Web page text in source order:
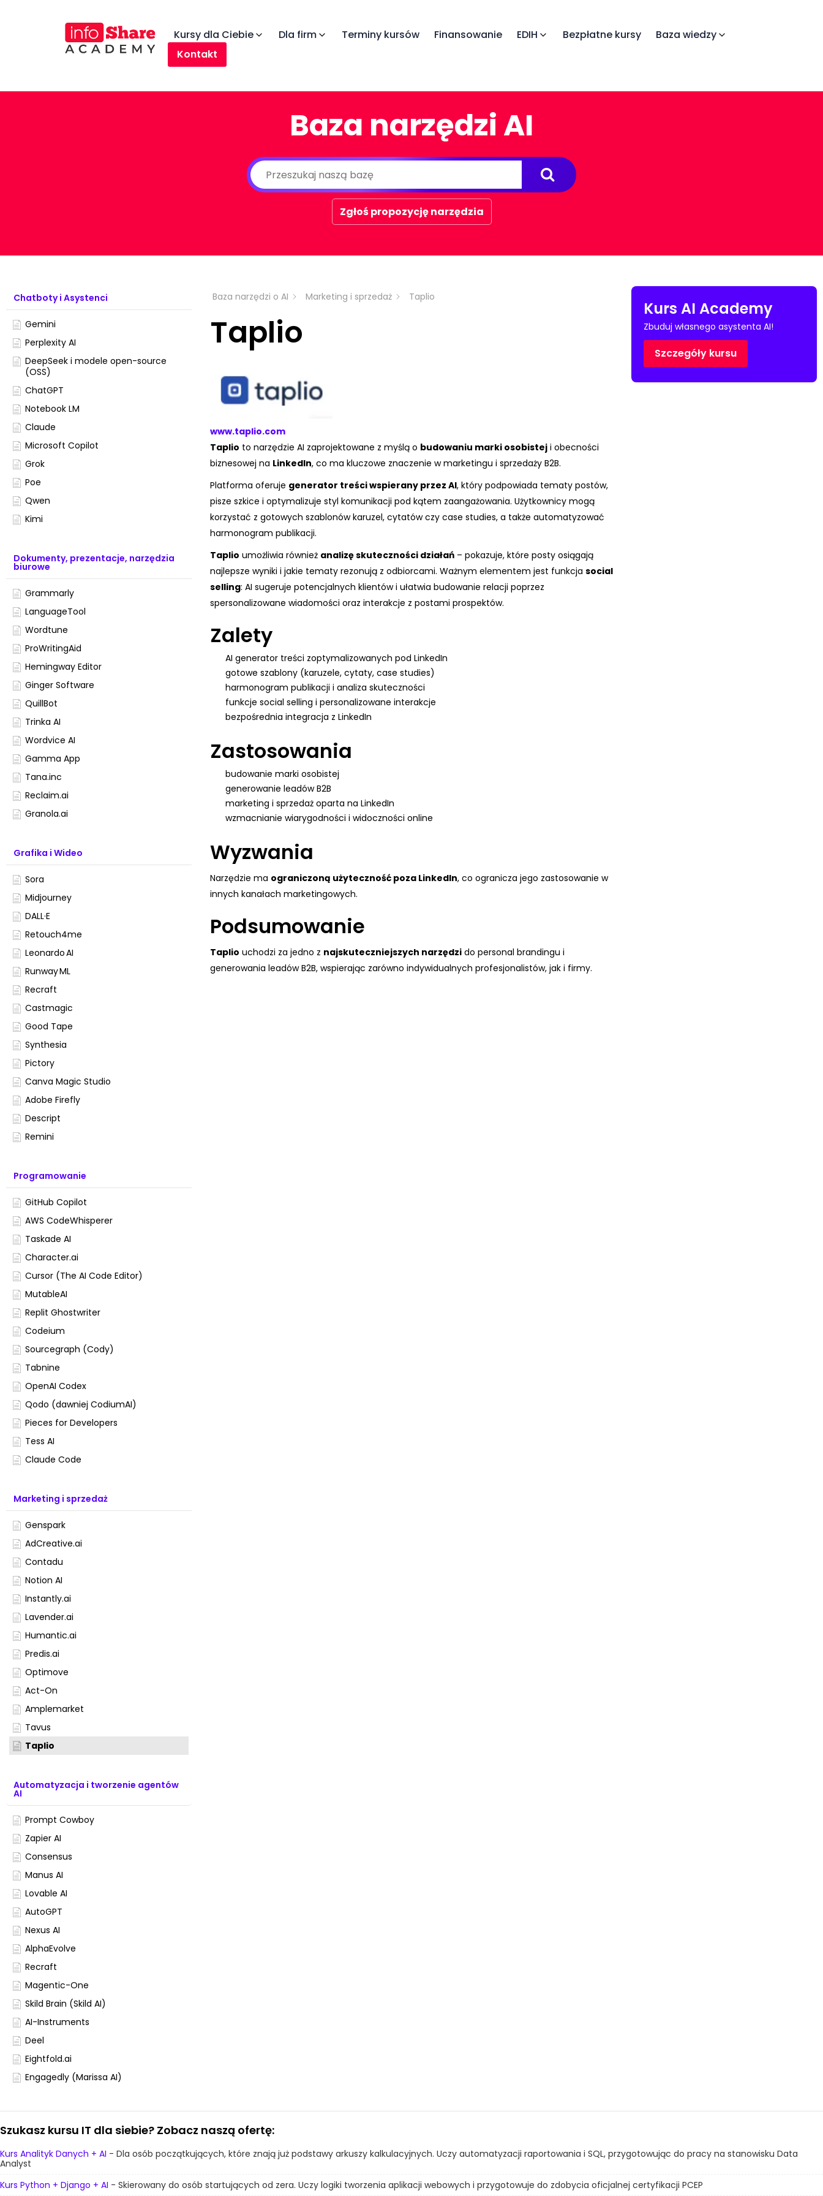
Kursy dla Ciebie Dla firm Terminy kursów Finansowanie EDIH Bezpłatne kursy
Baza wiedzy
Kontakt
Baza narzędzi AI
Zgłoś propozycję narzędzia
Chatboty i Asystenci
Gemini
Perplexity AI
DeepSeek i modele open-source
(OSS)
ChatGPT
Notebook LM
Claude
Microsoft Copilot
Grok
Poe
Qwen
Kimi
Dokumenty, prezentacje, narzędzia
biurowe
Grammarly
LanguageTool
Wordtune
ProWritingAid
Hemingway Editor
Ginger Software
QuillBot
Trinka AI
Wordvice AI
Gamma App
Tana.inc
Reclaim.ai
Granola.ai
Grafika i Wideo
Sora
Midjourney
DALL·E
Retouch4me
Leonardo AI
Runway ML
Recraft
Castmagic
Good Tape
Synthesia
Pictory
Canva Magic Studio
Adobe Firefly
Descript
Remini
Programowanie
GitHub Copilot
AWS CodeWhisperer
Taskade AI
Character.ai
Cursor (The AI Code Editor)
MutableAI
Replit Ghostwriter
Codeium
Sourcegraph (Cody)
Tabnine
OpenAI Codex
Qodo (dawniej CodiumAI)
Pieces for Developers
Tess AI
Claude Code
Marketing i sprzedaż
Genspark
AdCreative.ai
Contadu
Notion AI
Instantly.ai
Lavender.ai
Humantic.ai
Predis.ai
Optimove
Act-On
Amplemarket
Tavus
Taplio
Automatyzacja i tworzenie agentów
AI
Prompt Cowboy
Zapier AI
Consensus
Manus AI
Lovable AI
AutoGPT
Nexus AI
AlphaEvolve
Recraft
Magentic-One
Skild Brain (Skild AI)
AI-Instruments
Deel
Eightfold.ai
Engagedly (Marissa AI)
Baza narzędzi o AI Marketing i sprzedaż Taplio
Taplio
www.taplio.com
Taplio to narzędzie AI zaprojektowane z myślą o budowaniu marki osobisteji obecności
biznesowej na LinkedIn, co ma kluczowe znaczenie w marketingu i sprzedaży B2B.
Platforma oferuje generator treści wspierany przez AI, który podpowiada tematy postów,
pisze szkice i optymalizuje styl komunikacji pod kątem zaangażowania. Użytkownicy mogą
korzystać z gotowych szablonów karuzel, cytatów czy case studies, a także automatyzować
harmonogram publikacji.
Taplio umożliwia również analizę skuteczności działań– pokazuje, które posty osiągają
najlepsze wyniki i jakie tematy rezonują z odbiorcami. Ważnym elementem jest funkcja social
selling: AI sugeruje potencjalnych klientów i ułatwia budowanie relacji poprzez
spersonalizowane wiadomości oraz interakcje z postami prospektów.
Zalety
AI generator treści zoptymalizowanych pod LinkedIn
gotowe szablony (karuzele, cytaty, case studies)
harmonogram publikacji i analiza skuteczności
funkcje social selling i personalizowane interakcje
bezpośrednia integracja z LinkedIn
Zastosowania
budowanie marki osobistej
generowanie leadów B2B
marketing i sprzedaż oparta na LinkedIn
wzmacnianie wiarygodności i widoczności online
Wyzwania
Narzędzie ma ograniczoną użyteczność poza LinkedIn, co ogranicza jego zastosowanie w
innych kanałach marketingowych.
Podsumowanie
Taplio uchodzi za jedno z najskuteczniejszych narzędzido personal brandingu i
generowania leadów B2B, wspierając zarówno indywidualnych profesjonalistów, jak i firmy.
Kurs AI Academy
Zbuduj własnego asystenta AI!
Szczegóły kursu
Szukasz kursu IT dla siebie? Zobacz naszą ofertę:
Kurs Analityk Danych + AI - Dla osób początkujących, które znają już podstawy arkuszy kalkulacyjnych. Uczy automatyzacji raportowania i SQL, przygotowując do pracy na stanowisku Data
Analyst
Kurs Python + Django + AI - Skierowany do osób startujących od zera. Uczy logiki tworzenia aplikacji webowych i przygotowuje do zdobycia oficjalnej certyfikacji PCEP